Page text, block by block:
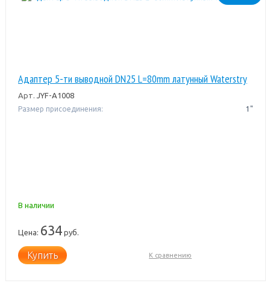
Адаптер 5-ти выводной DN25 L=80mm латунный Waterstry
Арт. JYF-A1008
Размер присоединения: 1"
В наличии
Цена: 634руб.
Купить К сравнению